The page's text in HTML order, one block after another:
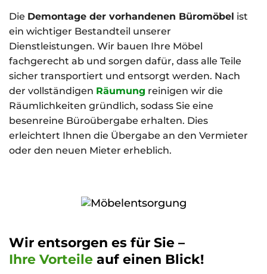
Die Demontage der vorhandenen Büromöbel ist
ein wichtiger Bestandteil unserer
Dienstleistungen. Wir bauen Ihre Möbel
fachgerecht ab und sorgen dafür, dass alle Teile
sicher transportiert und entsorgt werden. Nach
der vollständigen Räumung reinigen wir die
Räumlichkeiten gründlich, sodass Sie eine
besenreine Büroübergabe erhalten. Dies
erleichtert Ihnen die Übergabe an den Vermieter
oder den neuen Mieter erheblich.
Wir entsorgen es für Sie –
Ihre Vorteile auf einen Blick!